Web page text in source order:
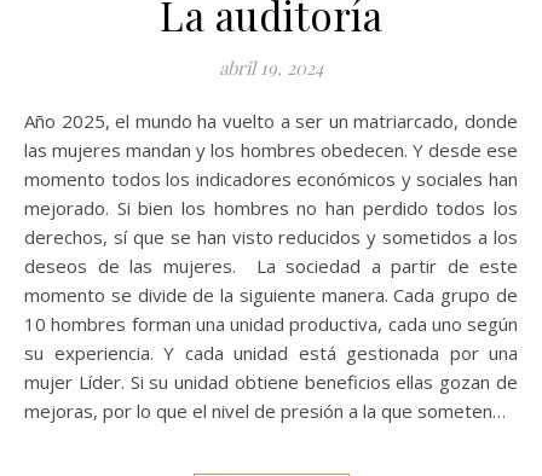
La auditoría
abril 19, 2024
Año 2025, el mundo ha vuelto a ser un matriarcado, donde
las mujeres mandan y los hombres obedecen. Y desde ese
momento todos los indicadores económicos y sociales han
mejorado. Si bien los hombres no han perdido todos los
derechos, sí que se han visto reducidos y sometidos a los
deseos de las mujeres. La sociedad a partir de este
momento se divide de la siguiente manera. Cada grupo de
10 hombres forman una unidad productiva, cada uno según
su experiencia. Y cada unidad está gestionada por una
mujer Líder. Si su unidad obtiene beneficios ellas gozan de
mejoras, por lo que el nivel de presión a la que someten…